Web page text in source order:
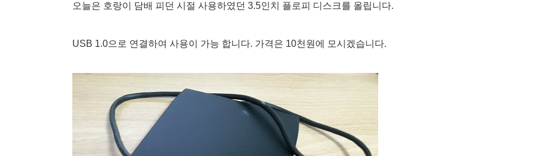
오늘은 호랑이 담배 피던 시절 사용하였던 3.5인치 플로피 디스크를 올립니다.
USB 1.0으로 연결하여 사용이 가능 합니다. 가격은 10천원에 모시겠습니다.